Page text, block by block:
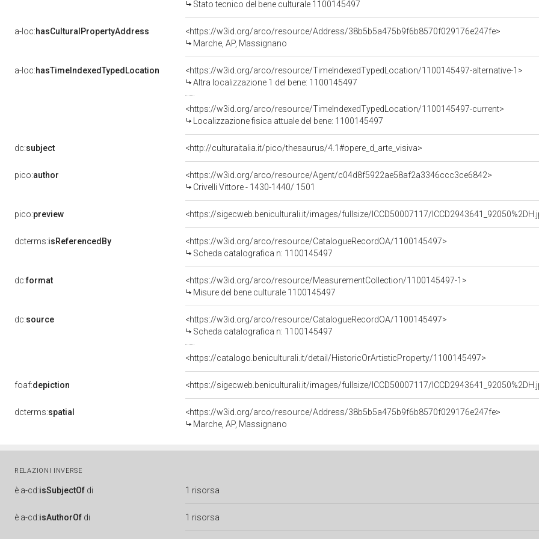
Stato tecnico del bene culturale 1100145497
a-loc:hasCulturalPropertyAddress
<https://w3id.org/arco/resource/Address/38b5b5a475b9f6b8570f029176e247fe>
Marche, AP, Massignano
a-loc:hasTimeIndexedTypedLocation
<https://w3id.org/arco/resource/TimeIndexedTypedLocation/1100145497-alternative-1>
Altra localizzazione 1 del bene: 1100145497
<https://w3id.org/arco/resource/TimeIndexedTypedLocation/1100145497-current>
Localizzazione fisica attuale del bene: 1100145497
dc:subject <http://culturaitalia.it/pico/thesaurus/4.1#opere_d_arte_visiva>
pico:author
<https://w3id.org/arco/resource/Agent/c04d8f5922ae58af2a3346ccc3ce6842>
Crivelli Vittore - 1430-1440/ 1501
pico:preview <https://sigecweb.beniculturali.it/images/fullsize/ICCD50007117/
dcterms:isReferencedBy
<https://w3id.org/arco/resource/CatalogueRecordOA/1100145497>
Scheda catalografica n: 1100145497
dc:format
<https://w3id.org/arco/resource/MeasurementCollection/1100145497-1>
Misure del bene culturale 1100145497
dc:source
<https://w3id.org/arco/resource/CatalogueRecordOA/1100145497>
Scheda catalografica n: 1100145497
<https://catalogo.beniculturali.it/detail/HistoricOrArtisticProperty/1100145497>
foaf:depiction <https://sigecweb.beniculturali.it/images/fullsize/ICCD50007117/
dcterms:spatial
<https://w3id.org/arco/resource/Address/38b5b5a475b9f6b8570f029176e247fe>
Marche, AP, Massignano
RELAZIONI INVERSE
è a-cd:isSubjectOf di 1 risorsa
è a-cd:isAuthorOf di 1 risorsa